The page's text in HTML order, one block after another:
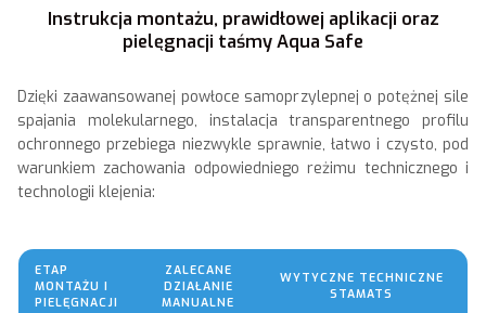
Instrukcja montażu, prawidłowej aplikacji oraz
pielęgnacji taśmy Aqua Safe
Dzięki zaawansowanej powłoce samoprzylepnej o potężnej sile
spajania molekularnego, instalacja transparentnego profilu
ochronnego przebiega niezwykle sprawnie, łatwo i czysto, pod
warunkiem zachowania odpowiedniego reżimu technicznego i
technologii klejenia:
ETAP
MONTAŻU I
PIELĘGNACJI
ZALECANE
DZIAŁANIE
MANUALNE
WYTYCZNE TECHNICZNE
STAMATS